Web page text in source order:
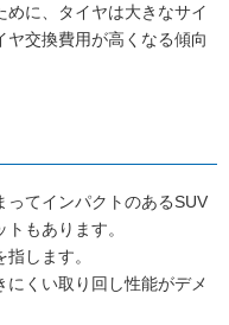
めに、タイヤは大きなサイ
ヤ交換費用が高くなる傾向
ってインパクトのあるSUV
もあります。
します。
くい取り回し性能がデメ